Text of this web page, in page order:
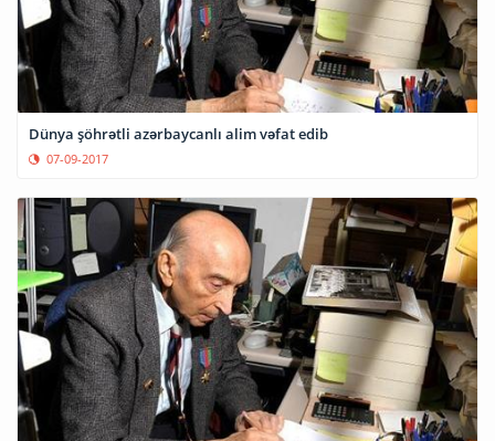
Dünya şöhrətli azərbaycanlı alim vəfat edib
07-09-2017